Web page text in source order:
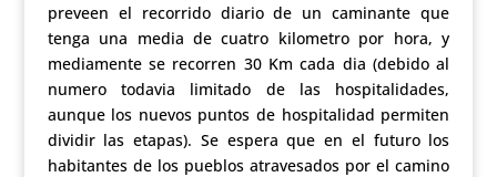
preveen el recorrido diario de un caminante que
tenga una media de cuatro kilometro por hora, y
mediamente se recorren 30 Km cada dia (debido al
numero todavia limitado de las hospitalidades,
aunque los nuevos puntos de hospitalidad permiten
dividir las etapas). Se espera que en el futuro los
habitantes de los pueblos atravesados por el camino